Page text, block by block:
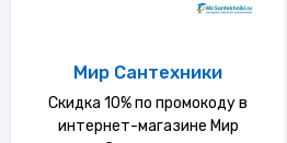
Мир Сантехники
Скидка 10% по промокоду в
интернет-магазине Мир